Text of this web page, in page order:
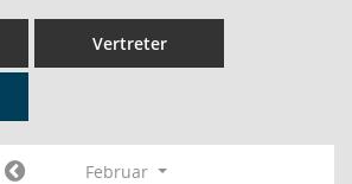
Vertreter
Februar